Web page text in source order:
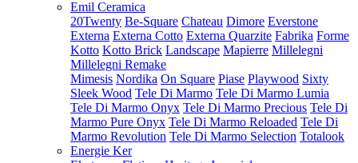
Emil Ceramica
20Twenty Be-Square Chateau Dimore Everstone
Externa Externa Cotto Externa Quarzite Fabrika Forme
Kotto Kotto Brick Landscape Mapierre Millelegni
Millelegni Remake
Mimesis Nordika On Square Piase Playwood Sixty
Sleek Wood Tele Di Marmo Tele Di Marmo Lumia
Tele Di Marmo Onyx Tele Di Marmo Precious Tele Di
Marmo Pure Onyx Tele Di Marmo Reloaded Tele Di
Marmo Revolution Tele Di Marmo Selection Totalook
Energie Ker